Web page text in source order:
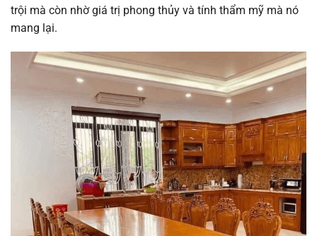
trội mà còn nhờ giá trị phong thủy và tính thẩm mỹ mà nó
mang lại.